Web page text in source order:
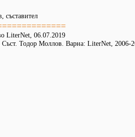
LiterNet, 06.07.2019
Тодор Моллов. Варна: LiterNet, 2006-